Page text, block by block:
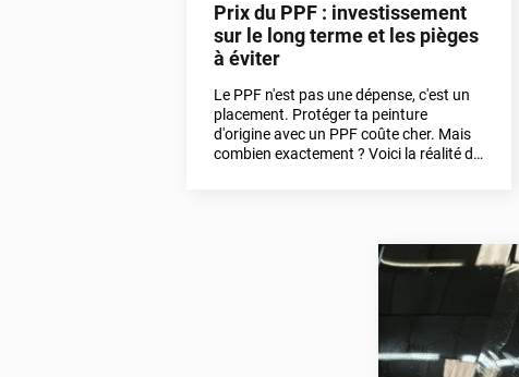
Prix du PPF : investissement
sur le long terme et les pièges
à éviter
Le PPF n'est pas une dépense, c'est un
placement. Protéger ta peinture
d'origine avec un PPF coûte cher. Mais
combien exactement ? Voici la réalité du